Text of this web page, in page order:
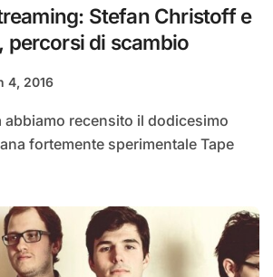
Stefan Christoff e
percorsi di scambio
4, 2016
fortemente sperimentale Tape